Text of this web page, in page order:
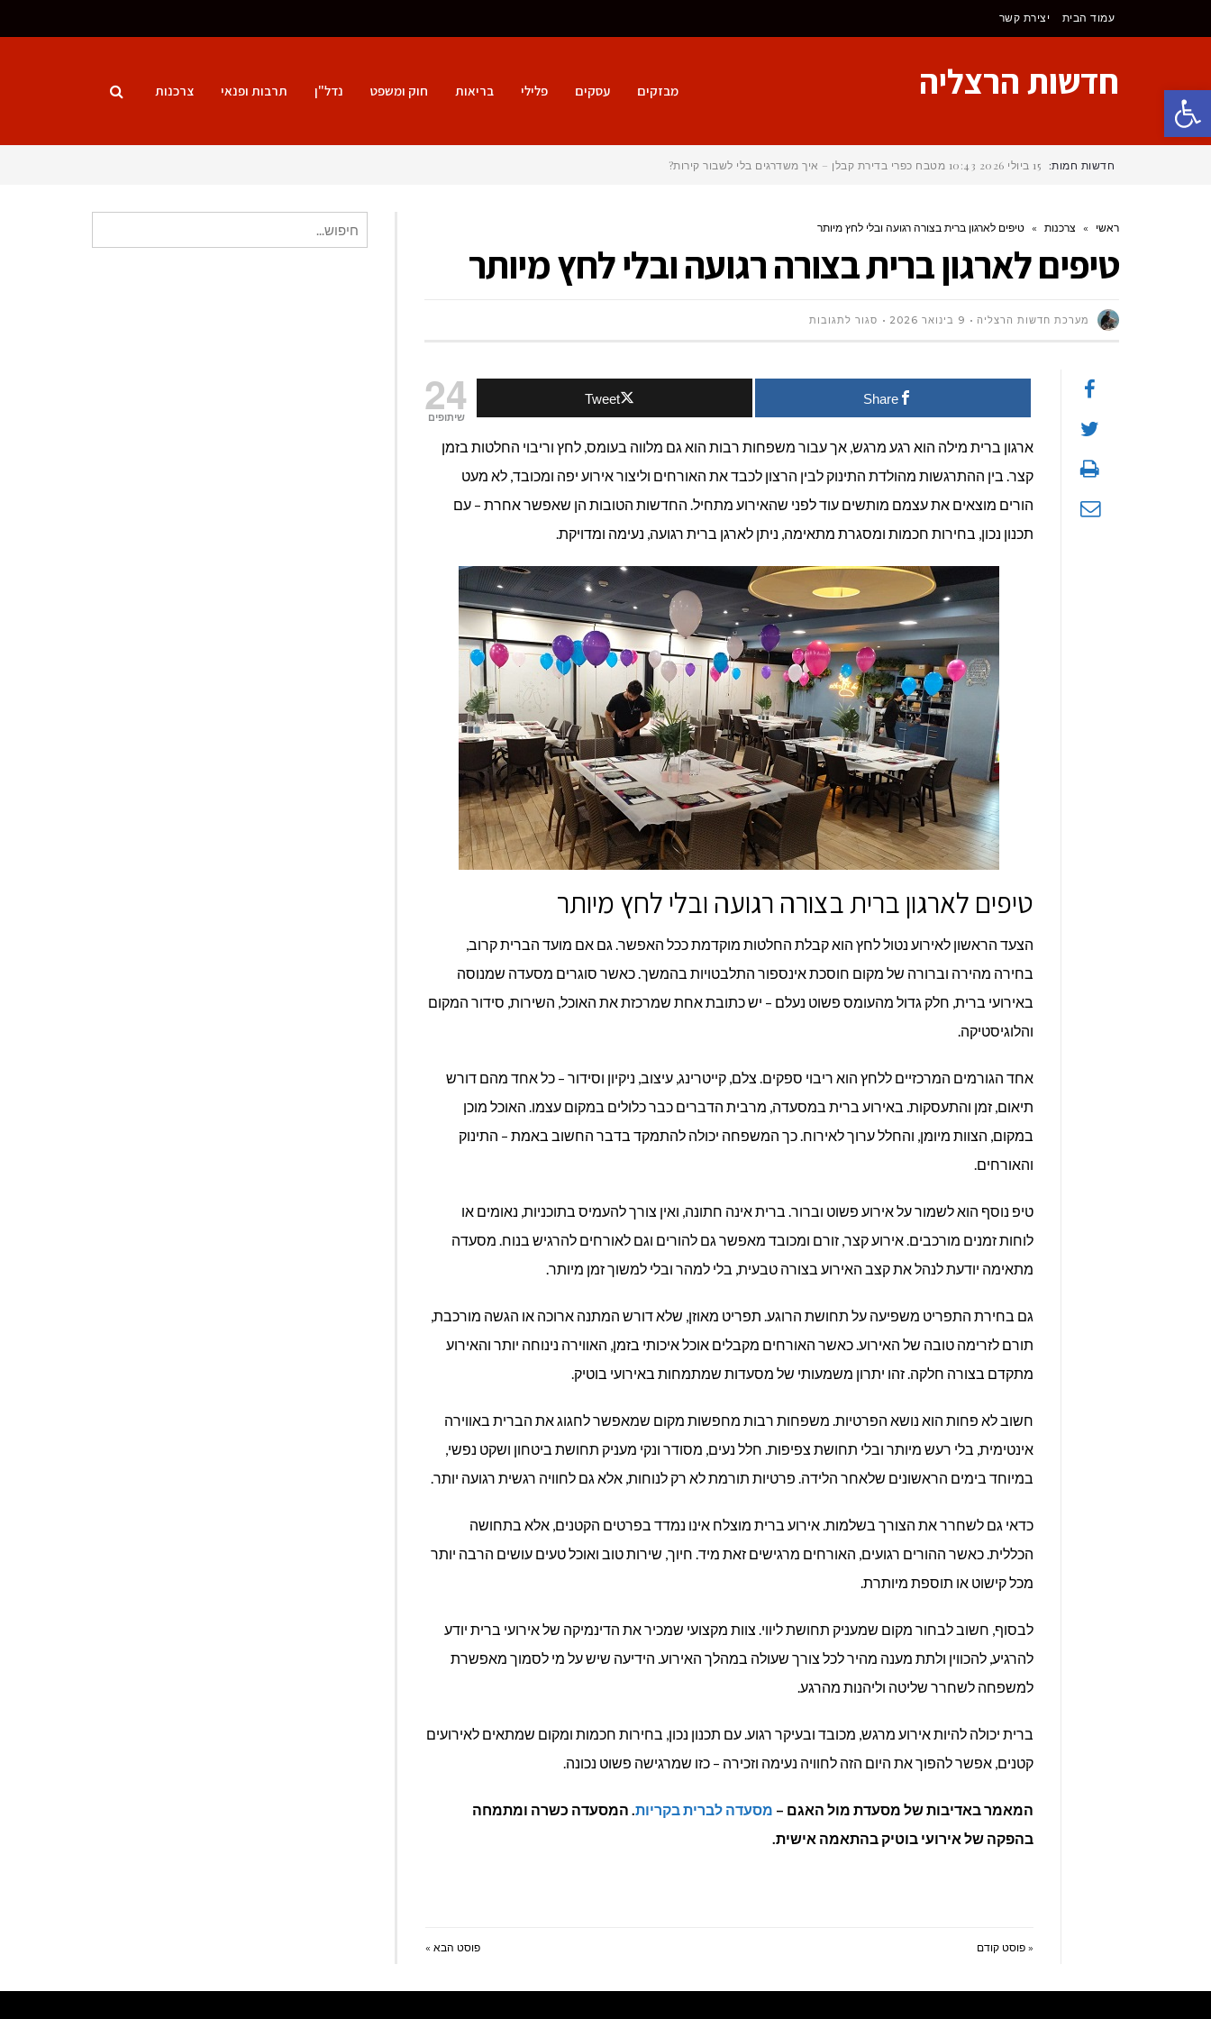
פתח סרגל נגישות
עמוד הבית יצירת קשר
חדשות הרצליה מבזקים עסקים פלילי בריאות חוק ומשפט נדל"ן תרבות ופנאי צרכנות
חדשות חמות: 15 ביולי 2026 10:43 מטבח כפרי בדירת קבלן – איך משדרגים בלי לשבור קירות?
ראשי » צרכנות » טיפים לארגון ברית בצורה רגועה ובלי לחץ מיותר
טיפים לארגון ברית בצורה רגועה ובלי לחץ מיותר
מערכת חדשות הרצליה 9 בינואר 2026 סגור לתגובותעל
בצורה
מיותר
24
שיתופים
Share
Tweet
ארגון ברית מילה הוא רגע מרגש, אך עבור משפחות רבות הוא גם מלווה בעומס, לחץ וריבוי החלטות בזמן
קצר. בין ההתרגשות מהולדת התינוק לבין הרצון לכבד את האורחים וליצור אירוע יפה ומכובד, לא מעט
הורים מוצאים את עצמם מותשים עוד לפני שהאירוע מתחיל. החדשות הטובות הן שאפשר אחרת – עם
תכנון נכון, בחירות חכמות ומסגרת מתאימה, ניתן לארגן ברית רגועה, נעימה ומדויקת.
טיפים לארגון ברית בצורה רגועה ובלי לחץ מיותר
הצעד הראשון לאירוע נטול לחץ הוא קבלת החלטות מוקדמת ככל האפשר. גם אם מועד הברית קרוב,
בחירה מהירה וברורה של מקום חוסכת אינספור התלבטויות בהמשך. כאשר סוגרים מסעדה שמנוסה
באירועי ברית, חלק גדול מהעומס פשוט נעלם – יש כתובת אחת שמרכזת את האוכל, השירות, סידור המקום
והלוגיסטיקה.
אחד הגורמים המרכזיים ללחץ הוא ריבוי ספקים. צלם, קייטרינג, עיצוב, ניקיון וסידור – כל אחד מהם דורש
תיאום, זמן והתעסקות. באירוע ברית במסעדה, מרבית הדברים כבר כלולים במקום עצמו. האוכל מוכן
במקום, הצוות מיומן, והחלל ערוך לאירוח. כך המשפחה יכולה להתמקד בדבר החשוב באמת – התינוק
והאורחים.
טיפ נוסף הוא לשמור על אירוע פשוט וברור. ברית אינה חתונה, ואין צורך להעמיס בתוכניות, נאומים או
לוחות זמנים מורכבים. אירוע קצר, זורם ומכובד מאפשר גם להורים וגם לאורחים להרגיש בנוח. מסעדה
מתאימה יודעת לנהל את קצב האירוע בצורה טבעית, בלי למהר ובלי למשוך זמן מיותר.
גם בחירת התפריט משפיעה על תחושת הרוגע. תפריט מאוזן, שלא דורש המתנה ארוכה או הגשה מורכבת,
תורם לזרימה טובה של האירוע. כאשר האורחים מקבלים אוכל איכותי בזמן, האווירה נינוחה יותר והאירוע
מתקדם בצורה חלקה. זהו יתרון משמעותי של מסעדות שמתמחות באירועי בוטיק.
חשוב לא פחות הוא נושא הפרטיות. משפחות רבות מחפשות מקום שמאפשר לחגוג את הברית באווירה
אינטימית, בלי רעש מיותר ובלי תחושת צפיפות. חלל נעים, מסודר ונקי מעניק תחושת ביטחון ושקט נפשי,
במיוחד בימים הראשונים שלאחר הלידה. פרטיות תורמת לא רק לנוחות, אלא גם לחוויה רגשית רגועה יותר.
כדאי גם לשחרר את הצורך בשלמות. אירוע ברית מוצלח אינו נמדד בפרטים הקטנים, אלא בתחושה
הכללית. כאשר ההורים רגועים, האורחים מרגישים זאת מיד. חיוך, שירות טוב ואוכל טעים עושים הרבה יותר
מכל קישוט או תוספת מיותרת.
לבסוף, חשוב לבחור מקום שמעניק תחושת ליווי. צוות מקצועי שמכיר את הדינמיקה של אירועי ברית יודע
להרגיע, להכווין ולתת מענה מהיר לכל צורך שעולה במהלך האירוע. הידיעה שיש על מי לסמוך מאפשרת
למשפחה לשחרר שליטה וליהנות מהרגע.
ברית יכולה להיות אירוע מרגש, מכובד ובעיקר רגוע. עם תכנון נכון, בחירות חכמות ומקום שמתאים לאירועים
קטנים, אפשר להפוך את היום הזה לחוויה נעימה וזכירה – כזו שמרגישה פשוט נכונה.
המאמר באדיבות של מסעדת מול האגם – מסעדה לברית בקריות. המסעדה כשרה ומתמחה
בהפקה של אירועי בוטיק בהתאמה אישית.
« פוסט קודם פוסט הבא »
עבור: